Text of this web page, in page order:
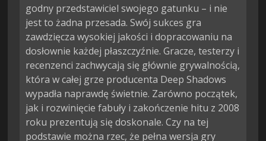
godny przedstawiciel swojego gatunku – i nie
jest to żadna przesada. Swój sukces gra
zawdzięcza wysokiej jakości i dopracowaniu na
dosłownie każdej płaszczyźnie. Gracze, testerzy i
recenzenci zachwycają się głównie grywalnością,
która w całej grze producenta Deep Shadows
wypadła naprawdę świetnie. Zarówno początek,
jak i rozwinięcie fabuły i zakończenie hitu z 2008
roku prezentują się doskonale. Czy na tej
podstawie można rzec, że pełna wersja gry